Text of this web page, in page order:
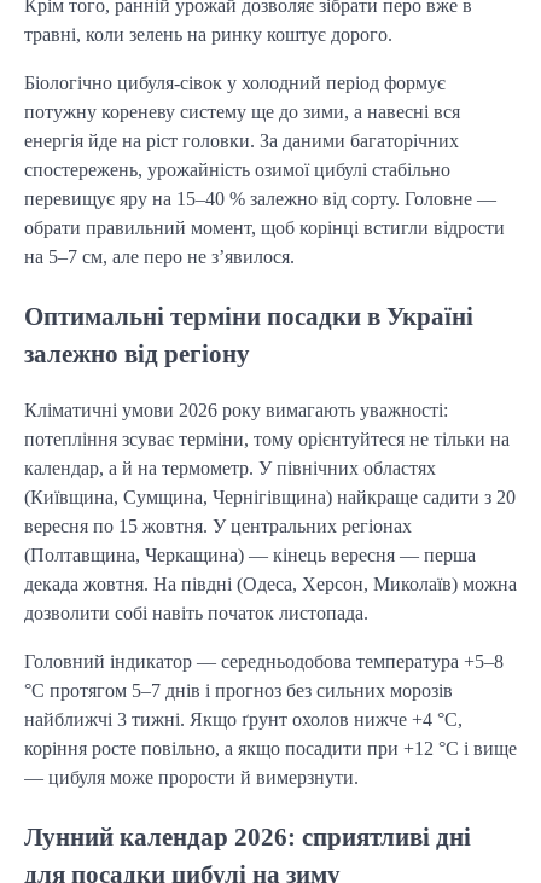
Крім того, ранній урожай дозволяє зібрати перо вже в
травні, коли зелень на ринку коштує дорого.
Біологічно цибуля-сівок у холодний період формує
потужну кореневу систему ще до зими, а навесні вся
енергія йде на ріст головки. За даними багаторічних
спостережень, урожайність озимої цибулі стабільно
перевищує яру на 15–40 % залежно від сорту. Головне —
обрати правильний момент, щоб корінці встигли відрости
на 5–7 см, але перо не з’явилося.
Оптимальні терміни посадки в Україні
залежно від регіону
Кліматичні умови 2026 року вимагають уважності:
потепління зсуває терміни, тому орієнтуйтеся не тільки на
календар, а й на термометр. У північних областях
(Київщина, Сумщина, Чернігівщина) найкраще садити з 20
вересня по 15 жовтня. У центральних регіонах
(Полтавщина, Черкащина) — кінець вересня — перша
декада жовтня. На півдні (Одеса, Херсон, Миколаїв) можна
дозволити собі навіть початок листопада.
Головний індикатор — середньодобова температура +5–8
°C протягом 5–7 днів і прогноз без сильних морозів
найближчі 3 тижні. Якщо ґрунт охолов нижче +4 °C,
коріння росте повільно, а якщо посадити при +12 °C і вище
— цибуля може прорости й вимерзнути.
Лунний календар 2026: сприятливі дні
для посадки цибулі на зиму